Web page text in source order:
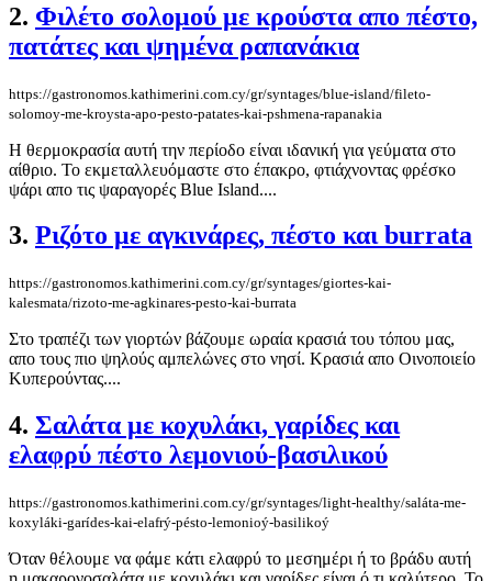
2. Φιλέτο σολομού με κρούστα απο πέστο,
πατάτες και ψημένα ραπανάκια
https://gastronomos.kathimerini.com.cy/gr/syntages/blue-island/fileto-
solomoy-me-kroysta-apo-pesto-patates-kai-pshmena-rapanakia
Η θερμοκρασία αυτή την περίοδο είναι ιδανική για γεύματα στο
αίθριο. Το εκμεταλλευόμαστε στο έπακρο, φτιάχνοντας φρέσκο
ψάρι απο τις ψαραγορές Blue Island....
3. Ριζότο με αγκινάρες, πέστο και burrata
https://gastronomos.kathimerini.com.cy/gr/syntages/giortes-kai-
kalesmata/rizoto-me-agkinares-pesto-kai-burrata
Στο τραπέζι των γιορτών βάζουμε ωραία κρασιά του τόπου μας,
απο τους πιο ψηλούς αμπελώνες στο νησί. Κρασιά απο Οινοποιείο
Κυπερούντας....
4. Σαλάτα με κοχυλάκι, γαρίδες και
ελαφρύ πέστο λεμονιού-βασιλικού
https://gastronomos.kathimerini.com.cy/gr/syntages/light-healthy/saláta-me-
koxyláki-garídes-kai-elafrý-pésto-lemonioý-basilikoý
Όταν θέλουμε να φάμε κάτι ελαφρύ το μεσημέρι ή το βράδυ αυτή